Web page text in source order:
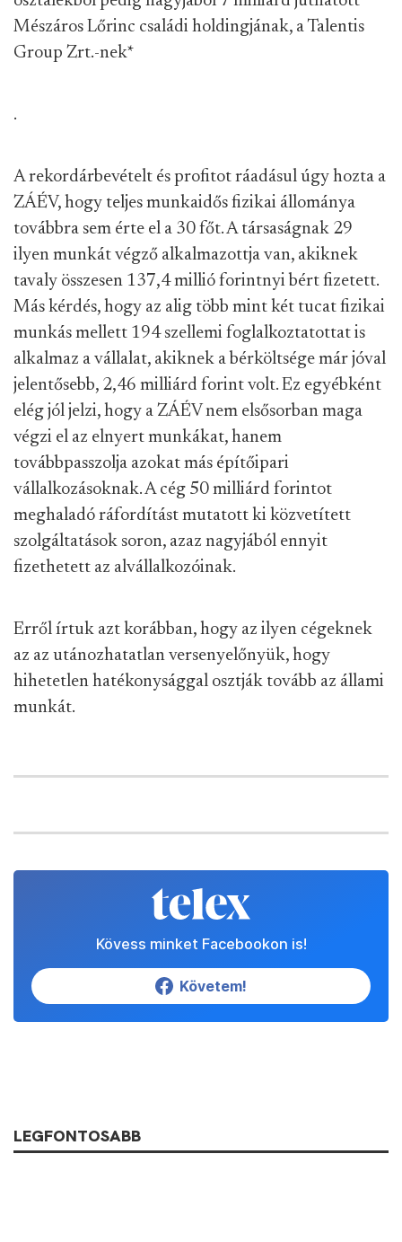
Mészáros Lőrinc családi holdingjának, a Talentis
Group Zrt.-nek*
.
A rekordárbevételt és profitot ráadásul úgy hozta a
ZÁÉV, hogy teljes munkaidős fizikai állománya
továbbra sem érte el a 30 főt. A társaságnak 29
ilyen munkát végző alkalmazottja van, akiknek
tavaly összesen 137,4 millió forintnyi bért fizetett.
Más kérdés, hogy az alig több mint két tucat fizikai
munkás mellett 194 szellemi foglalkoztatottat is
alkalmaz a vállalat, akiknek a bérköltsége már jóval
jelentősebb, 2,46 milliárd forint volt. Ez egyébként
elég jól jelzi, hogy a ZÁÉV nem elsősorban maga
végzi el az elnyert munkákat, hanem
továbbpasszolja azokat más építőipari
vállalkozásoknak. A cég 50 milliárd forintot
meghaladó ráfordítást mutatott ki közvetített
szolgáltatások soron, azaz nagyjából ennyit
fizethetett az alvállalkozóinak.
Erről írtuk azt korábban, hogy az ilyen cégeknek
az az utánozhatatlan versenyelőnyük, hogy
hihetetlen hatékonysággal osztják tovább az állami
munkát.
Kövess minket Facebookon is!
Követem!
LEGFONTOSABB